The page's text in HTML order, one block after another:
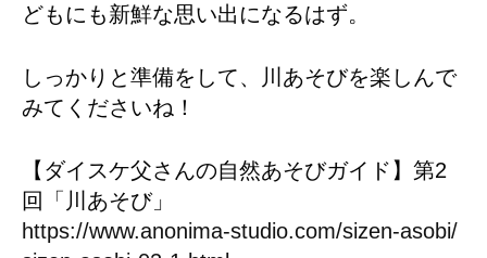
どもにも新鮮な思い出になるはず。
しっかりと準備をして、川あそびを楽しんで
みてくださいね！
【ダイスケ父さんの自然あそびガイド】第2
回「川あそび」
https://www.anonima-studio.com/sizen-asobi/